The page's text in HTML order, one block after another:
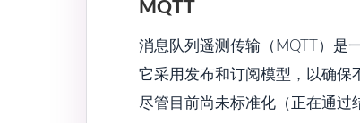
MQTT
消息队列遥测传输（MQTT）是
它采用发布和订阅模型，以确保
尽管目前尚未标准化（正在通过